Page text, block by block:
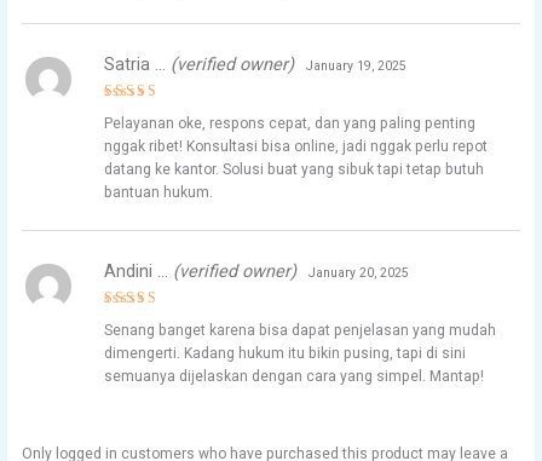
Rated
out of 5
Satria … (verified owner) January 19, 2025
Pelayanan oke, respons cepat, dan yang paling penting
nggak ribet! Konsultasi bisa online, jadi nggak perlu repot
datang ke kantor. Solusi buat yang sibuk tapi tetap butuh
bantuan hukum.
4
out of 5
Andini … (verified owner) January 20, 2025
Senang banget karena bisa dapat penjelasan yang mudah
dimengerti. Kadang hukum itu bikin pusing, tapi di sini
semuanya dijelaskan dengan cara yang simpel. Mantap!
Only logged in customers who have purchased this product may leave a